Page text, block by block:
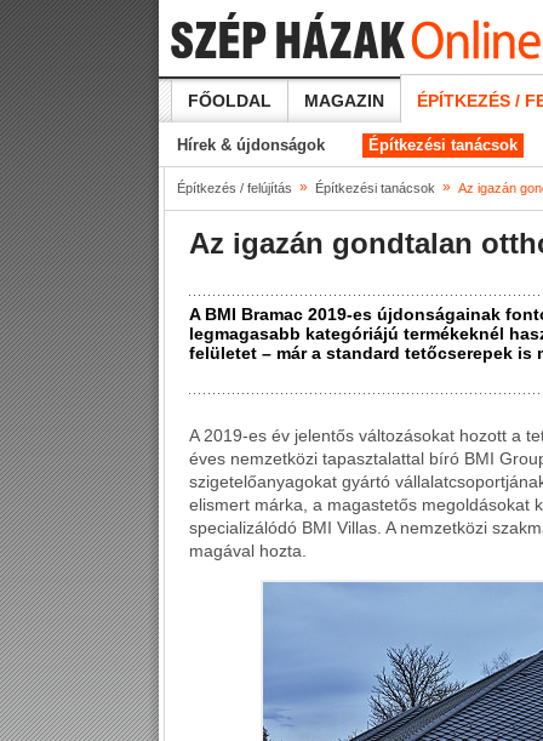
FŐOLDAL MAGAZIN ÉPÍTKEZÉS /
Hírek & újdonságok Építkezési tanácsok
Építkezés / felújítás » Építkezési tanácsok » Az igazán
Az igazán gondtalan
A BMI Bramac 2019-es újdonságainak
legmagasabb kategóriájú termékeknél
felületet – már a standard tetőcserepek is
A 2019-es év jelentős változásokat hozott a
éves nemzetközi tapasztalattal bíró BMI
szigetelőanyagokat gyártó
elismert márka, a magastetős megoldásokat
specializálódó BMI Villas. A nemzetközi
magával hozta.